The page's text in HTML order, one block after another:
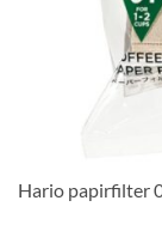
Hario papirfilter